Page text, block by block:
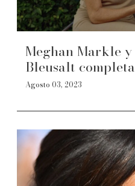
Meghan Markle
Bleusalt
Agosto 03, 2023